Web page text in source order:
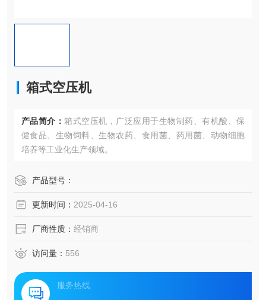
箱式空压机
产品简介： 箱式空压机，广泛应用于生物制药、有机酸、保
健食品、生物饲料、生物农药、食用菌、药用菌、动物细胞
培养等工业化生产领域。
产品型号：
更新时间： 2025-04-16
厂商性质： 经销商
访问量： 556
服务热线